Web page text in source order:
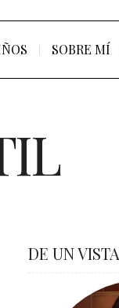
SOBRE MÍ
DE UN